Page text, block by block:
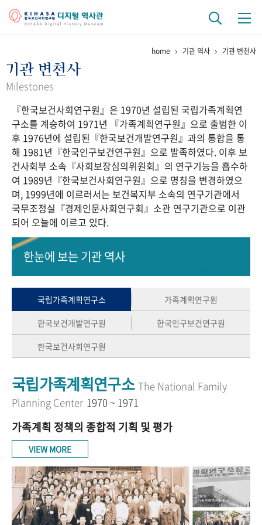
걸어온 길 기관 변천사
연구 역사
정책과 연구 키워드로 보는 연구 역사
연구자들
간행물 변천사
기록물 아카이브
사진 아카이브 문서 기록물 행정박물 영상 기록물
50+1 주년 기념
세계와 함께 한 KIHASA
VR 역사관
home 기관 역사 기관 변천사
기관 변천사
Milestones
『한국보건사회연구원』은 1970년 설립된 국립가족계획연
구소를 계승하여 1971년 『가족계획연구원』으로 출범한 이
후 1976년에 설립된『한국보건개발연구원』과의 통합을 통
해 1981년『한국인구보건연구원』으로 발족하였다. 이후 보
건사회부 소속『사회보장심의위원회』의 연구기능을 흡수하
여 1989년『한국보건사회연구원』으로 명칭을 변경하였으
며, 1999년에 이르러서는 보건복지부 소속의 연구기관에서
국무조정실『경제인문사회연구회』소관 연구기관으로 이관
되어 오늘에 이르고 있다.
한눈에 보는기관 역사
국립가족계획연구소
가족계획연구원
한국보건개발연구원
한국인구보건연구원
한국보건사회연구원
국립가족계획연구소 The National Family
Planning Center 1970 ~ 1971
가족계획 정책의 종합적 기획 및 평가
VIEW MORE